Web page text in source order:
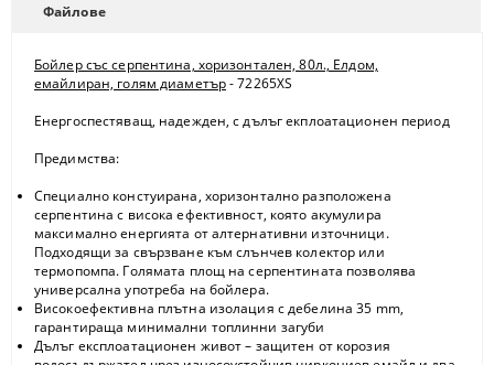
Файлове
Бойлер със серпентина, хоризонтален, 80л., Елдом,
емайлиран, голям диаметър- 72265XS
Енергоспестяващ, надежден, с дълъг екплоатационен период
Предимства:
Специално констуирана, хоризонтално разположена
серпентина с висока ефективност, която акумулира
максимално енергията от алтернативни източници.
Подходящи за свързване към слънчев колектор или
термопомпа. Голямата площ на серпентината позволява
универсална употреба на бойлера.
Високоефективна плътна изолация с дебелина 35 mm,
гарантираща минимални топлинни загуби
Дълъг експлоатационен живот – защитен от корозия